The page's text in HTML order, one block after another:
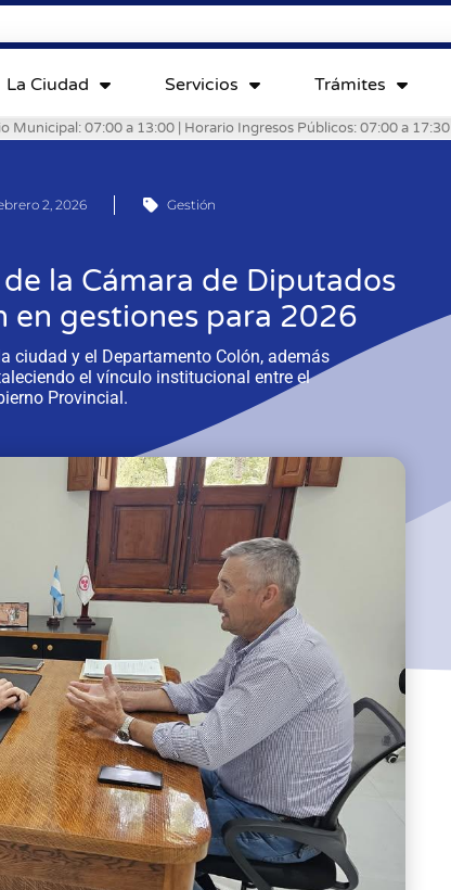
La Ciudad Servicios Trámites
Municipal: 07:00 a 13:00 | Horario Ingresos Públicos: 07:00 a 17:30
2, 2026 Gestión
la Cámara de Diputados
en gestiones para 2026
ciudad y el Departamento Colón, además
el vínculo institucional entre el
Provincial.